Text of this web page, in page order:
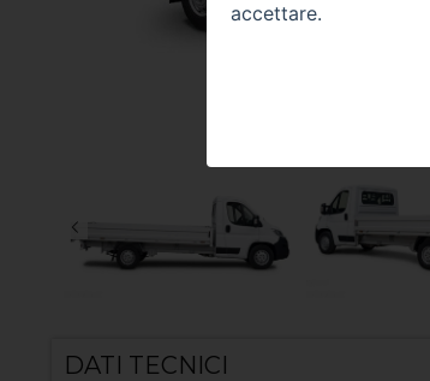
DATI TECNICI
accettare.